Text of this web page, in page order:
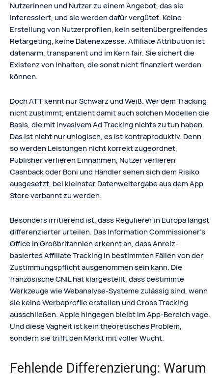
Nutzerinnen und Nutzer zu einem Angebot, das sie
interessiert, und sie werden dafür vergütet. Keine
Erstellung von Nutzerprofilen, kein seitenübergreifendes
Retargeting, keine Datenexzesse. Affiliate Attribution ist
datenarm, transparent und im Kern fair. Sie sichert die
Existenz von Inhalten, die sonst nicht finanziert werden
können.
Doch ATT kennt nur Schwarz und Weiß. Wer dem Tracking
nicht zustimmt, entzieht damit auch solchen Modellen die
Basis, die mit invasivem Ad Tracking nichts zu tun haben.
Das ist nicht nur unlogisch, es ist kontraproduktiv. Denn
so werden Leistungen nicht korrekt zugeordnet,
Publisher verlieren Einnahmen, Nutzer verlieren
Cashback oder Boni und Händler sehen sich dem Risiko
ausgesetzt, bei kleinster Datenweitergabe aus dem App
Store verbannt zu werden.
Besonders irritierend ist, dass Regulierer in Europa längst
differenzierter urteilen. Das Information Commissioner’s
Office in Großbritannien erkennt an, dass Anreiz-
basiertes Affiliate Tracking in bestimmten Fällen von der
Zustimmungspflicht ausgenommen sein kann. Die
französische CNIL hat klargestellt, dass bestimmte
Werkzeuge wie Webanalyse-Systeme zulässig sind, wenn
sie keine Werbeprofile erstellen und Cross Tracking
ausschließen. Apple hingegen bleibt im App-Bereich vage.
Und diese Vagheit ist kein theoretisches Problem,
sondern sie trifft den Markt mit voller Wucht.
Fehlende Differenzierung: Warum